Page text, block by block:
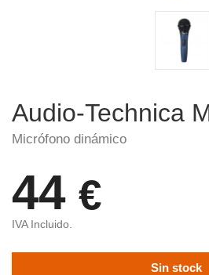
Audio-Technica
Micrófono dinámico
44 €
IVA Incluido.
Sin stock